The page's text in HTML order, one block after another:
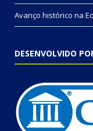
Avanço histórico na
DESENVOLVIDO